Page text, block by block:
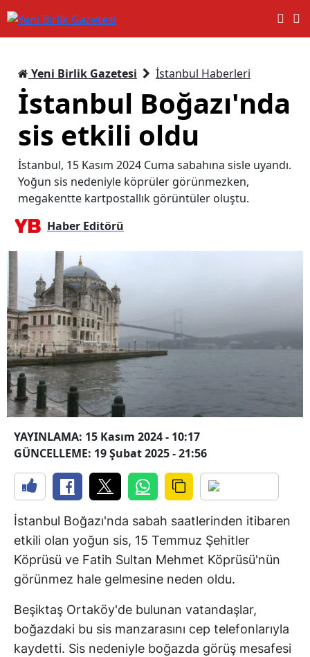
Yeni Birlik Gazetesi İstanbul Haberleri
İstanbul Boğazı'nda
sis etkili oldu
İstanbul, 15 Kasım 2024 Cuma sabahına sisle uyandı.
Yoğun sis nedeniyle köprüler görünmezken,
megakentte kartpostallık görüntüler oluştu.
Haber Editörü
YAYINLAMA: 15 Kasım 2024 - 10:17
GÜNCELLEME: 19 Şubat 2025 - 21:56
İstanbul Boğazı'nda sabah saatlerinden itibaren
etkili olan yoğun sis, 15 Temmuz Şehitler
Köprüsü ve Fatih Sultan Mehmet Köprüsü'nün
görünmez hale gelmesine neden oldu.
Beşiktaş Ortaköy'de bulunan vatandaşlar,
boğazdaki bu sis manzarasını cep telefonlarıyla
kaydetti. Sis nedeniyle boğazda görüş mesafesi